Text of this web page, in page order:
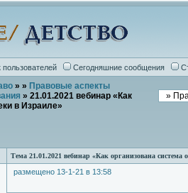
пользователей Сегодняшние сообщения
» » Правовые аспекты
» 21.01.2021 вебинар «Как
в Израиле»
Тема 21.01.2021 вебинар «Как организована система
размещено 13-1-21 в 13:58